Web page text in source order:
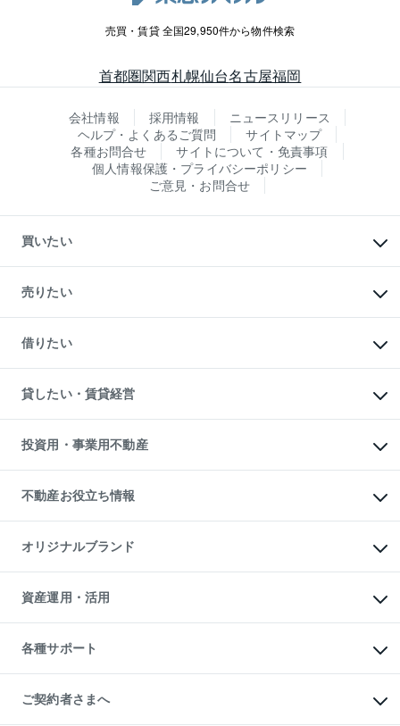
売買・賃貸 全国29,950件から物件検索
首都圏関西札幌仙台名古屋福岡
会社情報 採用情報
ニュースリリース
ヘルプ・よくあるご質問
サイトマップ
各種お問合せ
サイトについて・免責事項
個人情報保護・プライバシーポリシー
ご意見・お問合せ
買いたい
新築・分譲マンションの購入
中古マンションの購入
一戸建ての購入
中古一戸建ての購入
不動産購入の流れ
注目キーワード物件特集
購入ガイド
English 繁体中文簡体中文
売りたい
一戸建ての売却・査定
土地の売却・査定
スピードAI査定
不動産査定について
不動産売却の流れ
不動産買換えの流れ
売却ガイド
借りたい
オフィス・店舗の賃貸
借りるときの流れ
借りるガイド
貸したい・賃貸経営
マンション賃料データ
賃貸管理プラン
リロケーションについて
貸すガイド
投資用・事業用不動産
事業用不動産
マンション投資
投資用マンション
アパート経営
収益物件
ビル購入（ビル一棟）
投資用不動産の売却査定
事業用不動産の売却査定
不動産お役立ち情報
マンションライブラリー
人気マンションランキング
暮らしに役立つ不動産メディア
不動産相場・不動産価格情報
不動産コラム・ニュース
不動産用語集
不動産なんでもネット相談室
住まいの税金
オリジナルブランド
一棟リノベーションマンション
L`GENTE（ルジェンテ）
区分リノベーションマンション
投資用一棟レジデンスWELL
不動産小口投資
LEGACIA（レガシア）
資産運用・活用
不動産M&A
アセットマネジメント・出資
各種サポート
相続サポート
リフォームサポート
ご契約者さまへ